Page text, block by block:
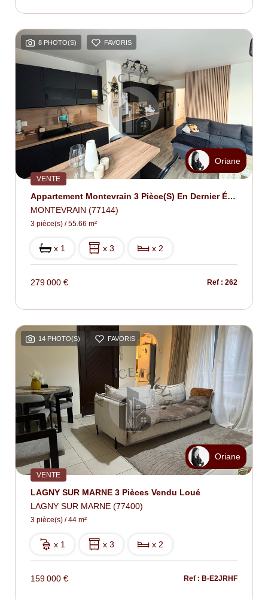
8 PHOTO(S) FAVORIS
Oriane
VENTE
Appartement Montevrain 3 Pièce(s) En Dernier Étage.
MONTEVRAIN (77144)
3 pièce(s) / 55.66 m²
x 1 x 3 x 2
279 000 € Ref : 262
14 PHOTO(S) FAVORIS
Oriane
VENTE
LAGNY SUR MARNE 3 Pièces Vendu Loué
LAGNY SUR MARNE (77400)
3 pièce(s) / 44 m²
x 1 x 3 x 2
159 000 € Ref : B-E2JRHF